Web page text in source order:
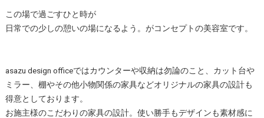
この場で過ごすひと時が
日常での少しの憩いの場になるよう。がコンセプトの美容室です。
asazu design officeではカウンターや収納は勿論のこと、カット台や
ミラー、棚やその他小物関係の家具などオリジナルの家具の設計も
得意としております。
お施主様のこだわりの家具の設計。使い勝手もデザインも素材感に